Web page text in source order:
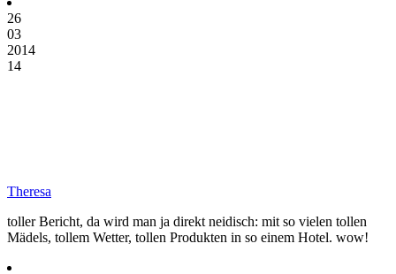
26
03
2014
14
Theresa
toller Bericht, da wird man ja direkt neidisch: mit so vielen tollen
Mädels, tollem Wetter, tollen Produkten in so einem Hotel. wow!